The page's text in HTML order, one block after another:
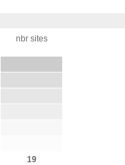
nbr sites
19